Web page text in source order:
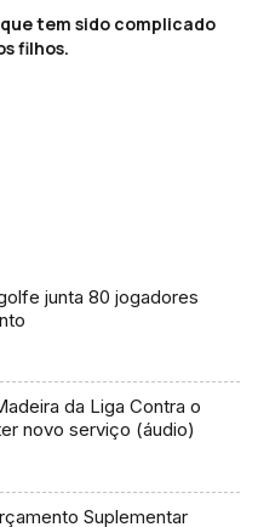
tem sido complicado
filhos.
junta 80 jogadores
da Liga Contra o
novo serviço (áudio)
Suplementar